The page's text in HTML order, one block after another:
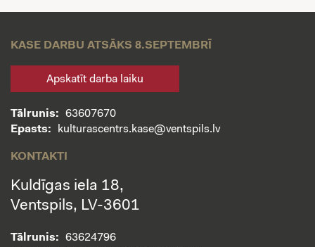
KASE DARBU ATSĀKS 8.SEPTEMBRĪ
Apskatīt darba laiku
Tālrunis:
63607670
Epasts:
kulturascentrs.kase@ventspils.lv
KONTAKTI
Kuldīgas iela 18,
Ventspils, LV-3601
Tālrunis:
63624796